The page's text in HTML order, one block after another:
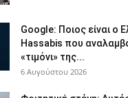
Google: Ποιος είναι ο
Hassabis που
«τιμόνι» της...
6 Αυγούστου 2026